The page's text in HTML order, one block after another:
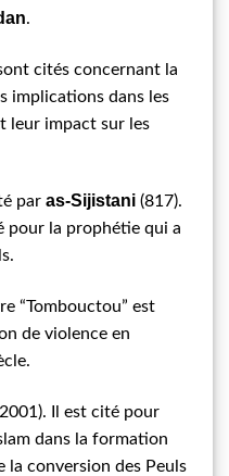
.
cités concernant la
implications dans les
leur impact sur les
par as-Sijistani (817).
pour la prophétie qui a
“Tombouctou” est
de violence en
Il est cité pour
dans la formation
la conversion des Peuls